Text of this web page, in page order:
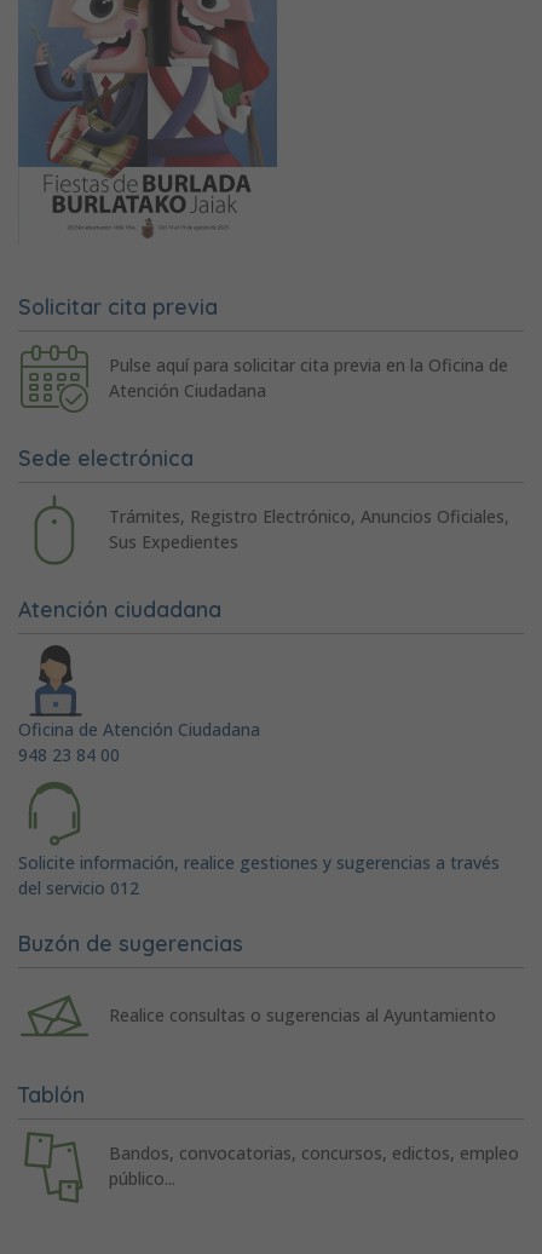
Solicitar cita previa
Pulse aquí para solicitar cita previa en la Oficina de
Atención Ciudadana
Sede electrónica
Trámites, Registro Electrónico, Anuncios Oficiales,
Sus Expedientes
Atención ciudadana
Oficina de Atención Ciudadana
948 23 84 00
Solicite información, realice gestiones y sugerencias a través
del servicio 012
Buzón de sugerencias
Realice consultas o sugerencias al Ayuntamiento
Tablón
Bandos, convocatorias, concursos, edictos, empleo
público...